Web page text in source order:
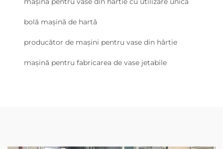
bolă mașină de hartă
producător de mașini pentru vase din hârtie
mașină pentru fabricarea de vase jetabile